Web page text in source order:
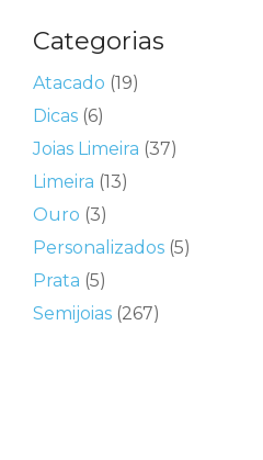
Categorias
Atacado (19)
Dicas (6)
Joias Limeira (37)
Limeira (13)
Ouro (3)
Personalizados (5)
Prata (5)
Semijoias (267)